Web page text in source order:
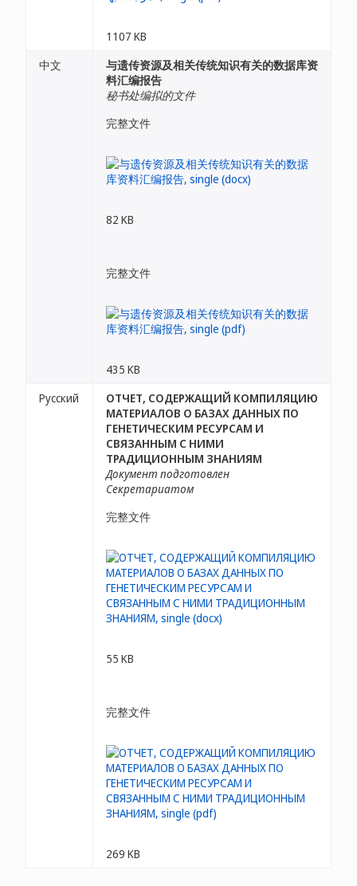
1107 KB
中文
与遗传资源及相关传统知识有关的数据库资
料汇编报告
秘书处编拟的文件
完整文件
82 KB
完整文件
435 KB
Русский
ОТЧЕТ, СОДЕРЖАЩИЙ КОМПИЛЯЦИЮ
МАТЕРИАЛОВ О БАЗАХ ДАННЫХ ПО
ГЕНЕТИЧЕСКИМ РЕСУРСАМ И
СВЯЗАННЫМ С НИМИ
ТРАДИЦИОННЫМ ЗНАНИЯМ
Документ подготовлен
Секретариатом
完整文件
55 KB
完整文件
269 KB